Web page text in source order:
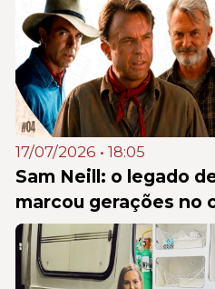
17/07/2026 • 18:05
Sam Neill: o legado
marcou gerações no